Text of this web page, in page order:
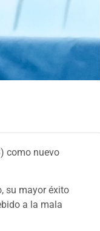
como nuevo
su mayor éxito
a la mala